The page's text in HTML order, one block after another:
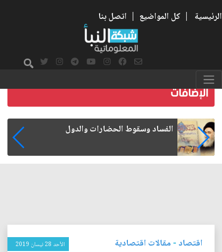
الرئيسية | كل المواضيع | اتصل بنا
رواتب الموظفين على صفيح ساخن
اقتصاد - مقالات اقتصادية الأحد 28 نيسان 2019